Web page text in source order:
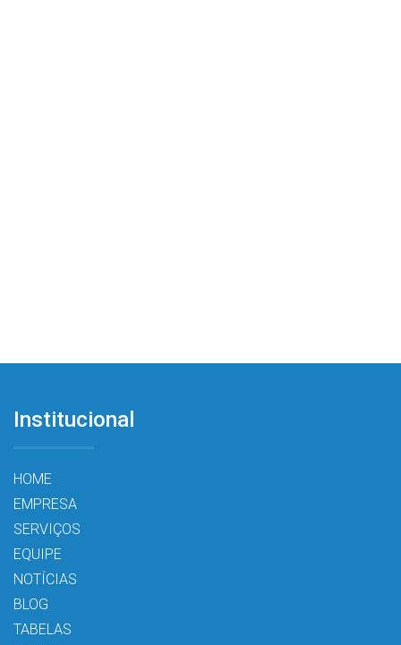
Institucional
HOME
EMPRESA
SERVIÇOS
EQUIPE
NOTÍCIAS
BLOG
TABELAS